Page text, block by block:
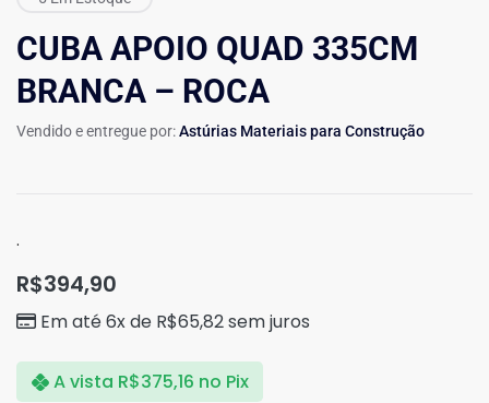
CUBA APOIO QUAD 335CM
BRANCA – ROCA
Vendido e entregue por:Astúrias Materiais para Construção
.
R$394,90
Em até 6x de R$65,82sem juros
A vista R$375,16 no Pix